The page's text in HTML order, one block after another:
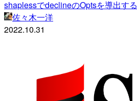
shaplessでdeclineのOptsを導出する
佐々木一洋
2022.10.31